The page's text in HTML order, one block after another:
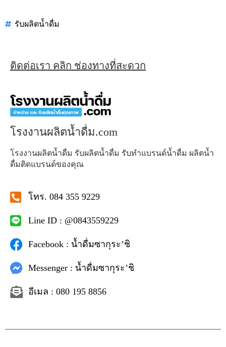
รับผลิตน้ำดื่ม
ติดต่อเรา คลิก ช่องทางที่สะดวก
โรงงานผลิตน้ำดื่ม.com
โรงงานผลิตน้ำดื่ม รับผลิตน้ำดื่ม รับทำแบรนด์น้ำดื่ม ผลิตน้ำ
ดื่มติดแบรนด์ของคุณ
โทร. 084 355 9229
Line ID : @0843559229
Facebook : น้ำดื่มซากุระ’ชิ
Messenger : น้ำดื่มซากุระ’ชิ
อีเมล : 080 195 8856